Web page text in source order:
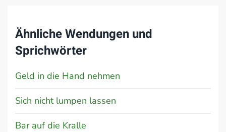
Ähnliche Wendungen und
Sprichwörter
Geld in die Hand nehmen
Sich nicht lumpen lassen
Bar auf die Kralle